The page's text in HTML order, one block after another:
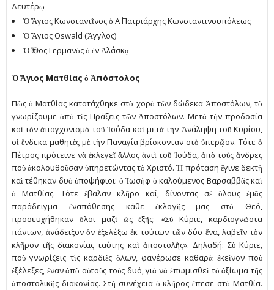
Δευτέρῳ
Ὁ Ἅγιος Κωνσταντῖνος ὁ Α΄ Πατριάρχης Κωνσταντινουπόλεως
Ὁ Ἅγιος Oswald (Ἄγγλος)
Ὁ Ὅσιος Γερµανὸς ὁ ἐν Ἀλάσκᾳ
Ὁ Ἅγιος Ματθίας ὁ Ἀπόστολος
Πῶς ὁ Ματθίας κατατάχθηκε στὸ χορὸ τῶν δώδεκα Ἀποστόλων, τὸ
γνωρίζουµε ἀπὸ τὶς Πράξεις τῶν Ἀποστόλων. Μετὰ τὴν προδοσία
καὶ τὸν ἀπαγχονισµὸ τοῦ Ἰούδα καὶ µετὰ τὴν Ἀνάληψη τοῦ Κυρίου,
οἱ ἕνδεκα µαθητὲς µὲ τὴν Παναγία βρίσκονταν στὸ ὑπερῷον. Τότε ὁ
Πέτρος πρότεινε νὰ ἐκλεγεῖ ἄλλος ἀντὶ τοῦ Ἰούδα, ἀπὸ τοὺς ἄνδρες
ποὺ ἀκολουθοῦσαν ὑπηρετώντας τὸ Χριστό. Ἡ πρόταση ἔγινε δεκτὴ
καὶ τέθηκαν δυὸ ὑποψήφιοι: ὁ Ἰωσὴφ ὁ καλούµενος Βαρσαββᾶς καὶ
ὁ Ματθίας. Τότε ἔβαλαν κλῆρο καί, δίνοντας σὲ ὅλους ἐµᾶς
παράδειγµα ἐναπόθεσης κάθε ἐκλογῆς µας στὸ Θεό,
προσευχήθηκαν ὅλοι µαζὶ ὡς ἑξῆς: «Σὺ Κύριε, καρδιογνῶστα
πάντων, ἀνάδειξον ὃν ἐξελέξω ἐκ τούτων τῶν δύο ἕνα, λαβεῖν τὸν
κλῆρον τῆς διακονίας ταύτης καὶ ἀποστολῆς». Δηλαδή: Σὺ Κύριε,
ποὺ γνωρίζεις τὶς καρδιὲς ὅλων, φανέρωσε καθαρὰ ἐκεῖνον ποὺ
ἐξέλεξες, ἕναν ἀπὸ αὐτοὺς τοὺς δυό, γιὰ νὰ ἐπωµισθεῖ τὸ ἀξίωµα τῆς
ἀποστολικῆς διακονίας. Στὴ συνέχεια ὁ κλῆρος ἔπεσε στὸ Ματθία.